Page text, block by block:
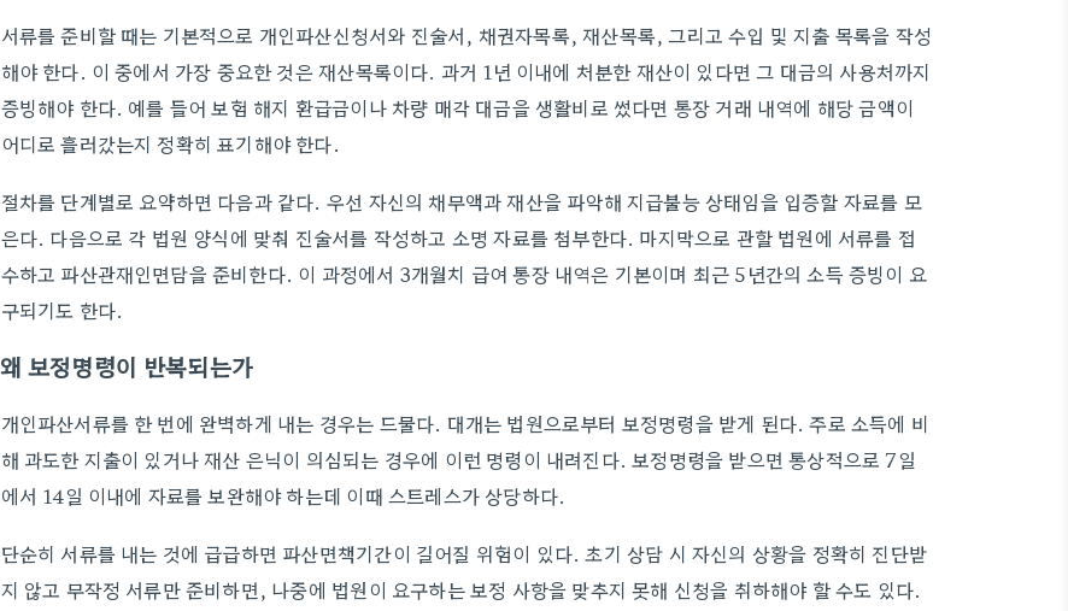
서류를 준비할 때는 기본적으로 개인파산신청서와 진술서, 채권자목록, 재산목록, 그리고 수입 및 지출 목록을 작성
해야 한다. 이 중에서 가장 중요한 것은 재산목록이다. 과거 1년 이내에 처분한 재산이 있다면 그 대금의 사용처까지
증빙해야 한다. 예를 들어 보험 해지 환급금이나 차량 매각 대금을 생활비로 썼다면 통장 거래 내역에 해당 금액이
어디로 흘러갔는지 정확히 표기해야 한다.
절차를 단계별로 요약하면 다음과 같다. 우선 자신의 채무액과 재산을 파악해 지급불능 상태임을 입증할 자료를 모
은다. 다음으로 각 법원 양식에 맞춰 진술서를 작성하고 소명 자료를 첨부한다. 마지막으로 관할 법원에 서류를 접
수하고 파산관재인면담을 준비한다. 이 과정에서 3개월치 급여 통장 내역은 기본이며 최근 5년간의 소득 증빙이 요
구되기도 한다.
왜 보정명령이 반복되는가
개인파산서류를 한 번에 완벽하게 내는 경우는 드물다. 대개는 법원으로부터 보정명령을 받게 된다. 주로 소득에 비
해 과도한 지출이 있거나 재산 은닉이 의심되는 경우에 이런 명령이 내려진다. 보정명령을 받으면 통상적으로 7일
에서 14일 이내에 자료를 보완해야 하는데 이때 스트레스가 상당하다.
단순히 서류를 내는 것에 급급하면 파산면책기간이 길어질 위험이 있다. 초기 상담 시 자신의 상황을 정확히 진단받
지 않고 무작정 서류만 준비하면, 나중에 법원이 요구하는 보정 사항을 맞추지 못해 신청을 취하해야 할 수도 있다.